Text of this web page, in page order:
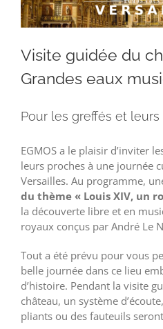
Visite guidée du
Grandes eaux
Pour les greffés et leurs
EGMOS a le plaisir d’inviter
leurs proches à une journée
Versailles. Au programme,
du thème « Louis XIV, un
la découverte libre et en
royaux conçus par André Le
Tout a été prévu pour vous
belle journée dans ce lieu
d’histoire. Pendant la visite
château, un système
pliants ou des fauteuils